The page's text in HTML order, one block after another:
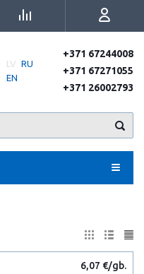
LV RU
EN
+371 67244008
+371 67271055
+371 26002793
6,07 €/gb.